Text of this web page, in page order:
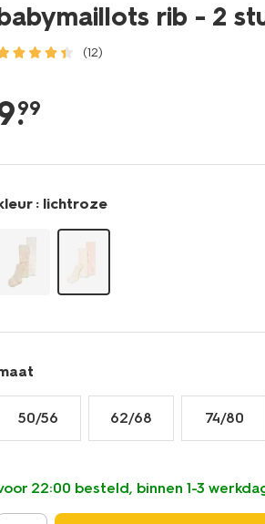
rib - 2
(12)
.
99
: lichtroze
50/56 62/68 74/80
22:00 besteld, binnen 1-3